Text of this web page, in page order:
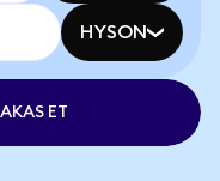
HYSON
ET